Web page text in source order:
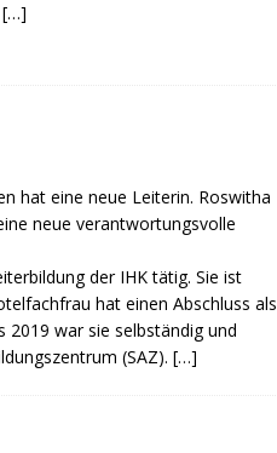
[…]
hat eine neue Leiterin. Roswitha
neue verantwortungsvolle
der IHK tätig. Sie ist
hat einen Abschluss als
2019 war sie selbständig und
(SAZ). […]